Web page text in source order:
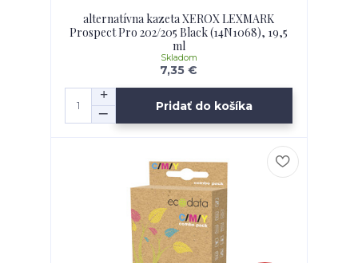
alternatívna kazeta XEROX LEXMARK
Prospect Pro 202/205 Black (14N1068), 19,5
ml
7,35 €
Skladom
Pridať do košíka